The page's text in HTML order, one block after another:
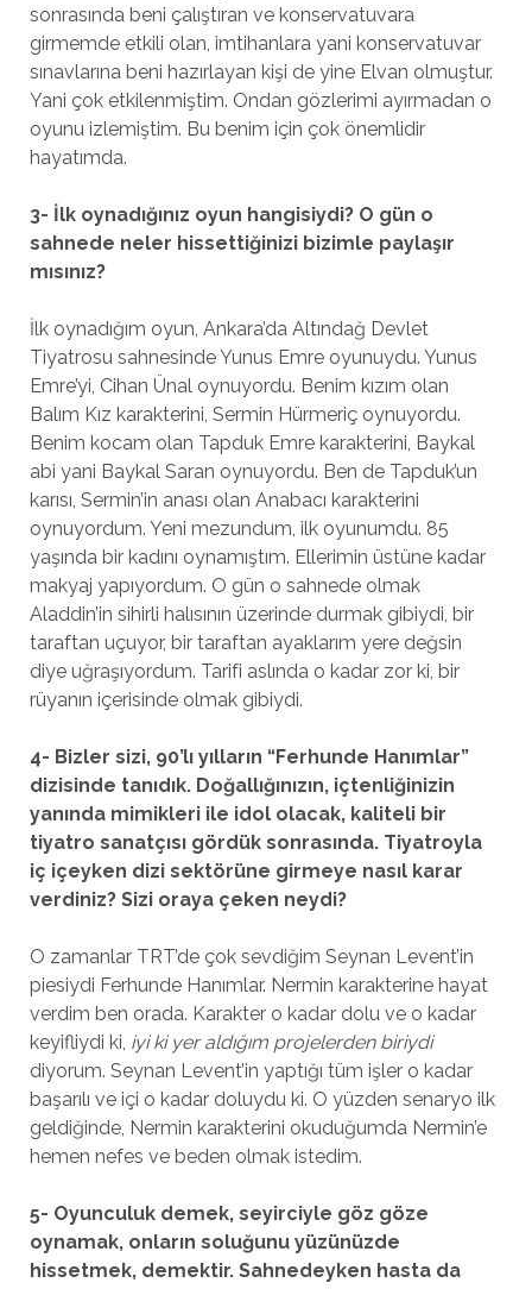
sonrasında beni çalıştıran ve konservatuvara
girmemde etkili olan, imtihanlara yani konservatuvar
sınavlarına beni hazırlayan kişi de yine Elvan olmuştur.
Yani çok etkilenmiştim. Ondan gözlerimi ayırmadan o
oyunu izlemiştim. Bu benim için çok önemlidir
hayatımda.
3- İlk oynadığınız oyun hangisiydi? O gün o
sahnede neler hissettiğinizi bizimle paylaşır
mısınız?
İlk oynadığım oyun, Ankara’da Altındağ Devlet
Tiyatrosu sahnesinde Yunus Emre oyunuydu. Yunus
Emre’yi, Cihan Ünal oynuyordu. Benim kızım olan
Balım Kız karakterini, Sermin Hürmeriç oynuyordu.
Benim kocam olan Tapduk Emre karakterini, Baykal
abi yani Baykal Saran oynuyordu. Ben de Tapduk’un
karısı, Sermin’in anası olan Anabacı karakterini
oynuyordum. Yeni mezundum, ilk oyunumdu. 85
yaşında bir kadını oynamıştım. Ellerimin üstüne kadar
makyaj yapıyordum. O gün o sahnede olmak
Aladdin’in sihirli halısının üzerinde durmak gibiydi, bir
taraftan uçuyor, bir taraftan ayaklarım yere değsin
diye uğraşıyordum. Tarifi aslında o kadar zor ki, bir
rüyanın içerisinde olmak gibiydi.
4- Bizler sizi, 90’lı yılların “Ferhunde Hanımlar”
dizisinde tanıdık. Doğallığınızın, içtenliğinizin
yanında mimikleri ile idol olacak, kaliteli bir
tiyatro sanatçısı gördük sonrasında. Tiyatroyla
iç içeyken dizi sektörüne girmeye nasıl karar
verdiniz? Sizi oraya çeken neydi?
O zamanlar TRT’de çok sevdiğim Seynan Levent’in
piesiydi Ferhunde Hanımlar. Nermin karakterine hayat
verdim ben orada. Karakter o kadar dolu ve o kadar
keyifliydi ki, iyi ki yer aldığım projelerden biriydi
diyorum. Seynan Levent’in yaptığı tüm işler o kadar
başarılı ve içi o kadar doluydu ki. O yüzden senaryo ilk
geldiğinde, Nermin karakterini okuduğumda Nermin’e
hemen nefes ve beden olmak istedim.
5- Oyunculuk demek, seyirciyle göz göze
oynamak, onların soluğunu yüzünüzde
hissetmek, demektir. Sahnedeyken hasta da